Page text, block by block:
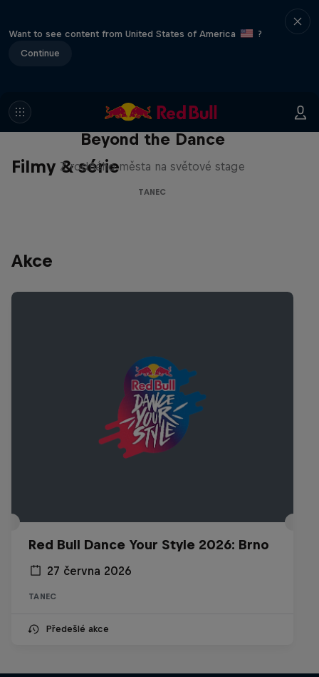
Want to see content from United States of America
?
Continue
Filmy & série
Beyond the Dance
Z rodného města na světové stage
TANEC
Akce
Red Bull Dance Your Style 2026: Brno
27 června 2026
TANEC
Předešlé akce